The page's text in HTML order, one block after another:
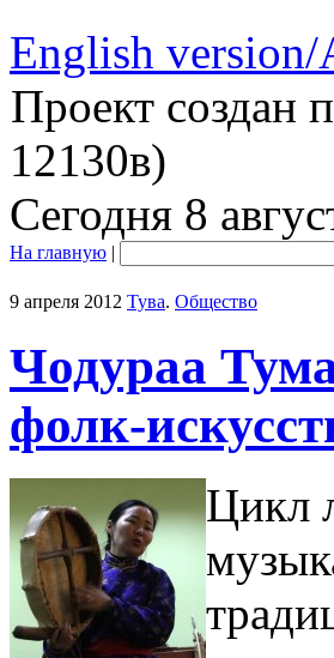
English version/
Проект создан
12130в)
Сегодня 8
На главную |
9 апреля 2012 Тува. Общество
Чодураа
фолк-
Цикл